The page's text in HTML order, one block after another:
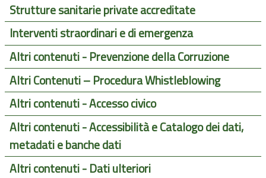
Strutture sanitarie private accreditate
Interventi straordinari e di emergenza
Altri contenuti - Prevenzione della Corruzione
Altri Contenuti – Procedura Whistleblowing
Altri contenuti - Accesso civico
Altri contenuti - Accessibilità e Catalogo dei dati,
metadati e banche dati
Altri contenuti - Dati ulteriori